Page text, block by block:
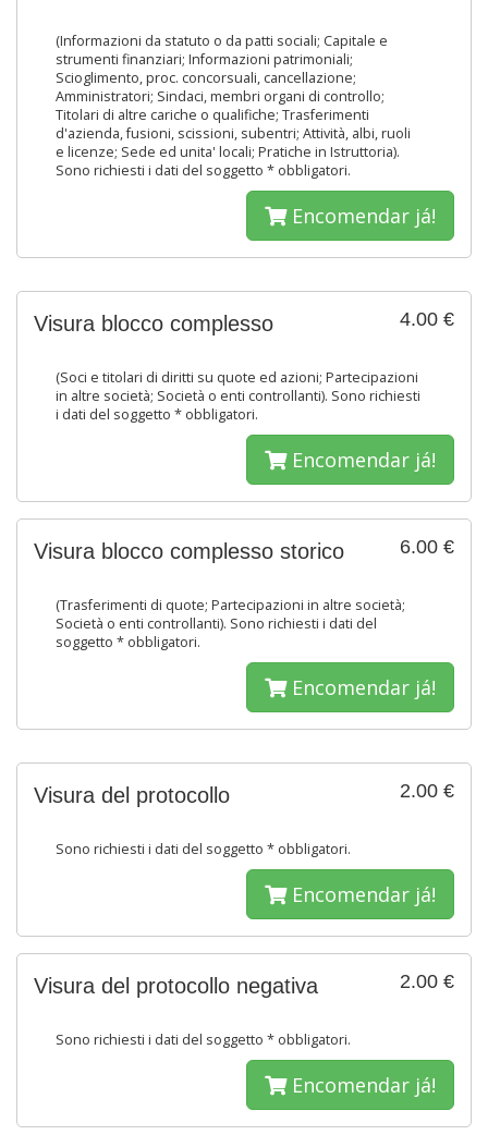
(Informazioni da statuto o da patti sociali; Capitale e
strumenti finanziari; Informazioni patrimoniali;
Scioglimento, proc. concorsuali, cancellazione;
Amministratori; Sindaci, membri organi di controllo;
Titolari di altre cariche o qualifiche; Trasferimenti
d'azienda, fusioni, scissioni, subentri; Attività, albi, ruoli
e licenze; Sede ed unita' locali; Pratiche in Istruttoria).
Sono richiesti i dati del soggetto * obbligatori.
Encomendar já!
4.00 €
Visura blocco complesso
(Soci e titolari di diritti su quote ed azioni; Partecipazioni
in altre società; Società o enti controllanti). Sono richiesti
i dati del soggetto * obbligatori.
Encomendar já!
6.00 €
Visura blocco complesso storico
(Trasferimenti di quote; Partecipazioni in altre società;
Società o enti controllanti). Sono richiesti i dati del
soggetto * obbligatori.
Encomendar já!
2.00 €
Visura del protocollo
Sono richiesti i dati del soggetto * obbligatori.
Encomendar já!
2.00 €
Visura del protocollo negativa
Sono richiesti i dati del soggetto * obbligatori.
Encomendar já!